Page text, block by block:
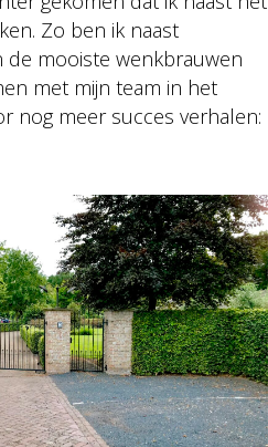
Zo ben ik naast
de mooiste wenkbrauwen
met mijn team in het
nog meer succes verhalen: